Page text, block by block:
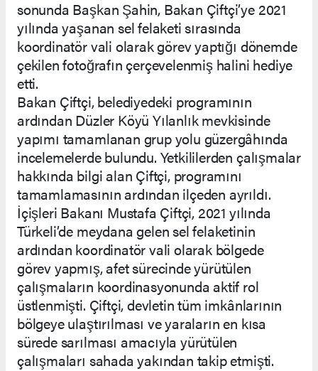
sonunda Başkan Şahin, Bakan Çiftçi’ye 2021
yılında yaşanan sel felaketi sırasında
koordinatör vali olarak görev yaptığı dönemde
çekilen fotoğrafın çerçevelenmiş halini hediye
etti.
Bakan Çiftçi, belediyedeki programının
ardından Düzler Köyü Yılanlık mevkisinde
yapımı tamamlanan grup yolu güzergâhında
incelemelerde bulundu. Yetkililerden çalışmalar
hakkında bilgi alan Çiftçi, programını
tamamlamasının ardından ilçeden ayrıldı.
İçişleri Bakanı Mustafa Çiftçi, 2021 yılında
Türkeli’de meydana gelen sel felaketinin
ardından koordinatör vali olarak bölgede
görev yapmış, afet sürecinde yürütülen
çalışmaların koordinasyonunda aktif rol
üstlenmişti. Çiftçi, devletin tüm imkânlarının
bölgeye ulaştırılması ve yaraların en kısa
sürede sarılması amacıyla yürütülen
çalışmaları sahada yakından takip etmişti.